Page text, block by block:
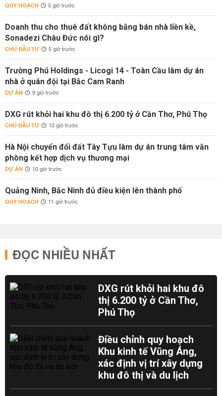
QUY HOẠCH 5 giờ trước
Doanh thu cho thuê đất không bằng bán nhà liền kề,
Sonadezi Châu Đức nói gì?
CHỦ ĐẦU TƯ 5 giờ trước
Trường Phú Holdings - Licogi 14 - Toàn Cầu làm dự án
nhà ở quân đội tại Bắc Cam Ranh
DỰ ÁN 9 giờ trước
DXG rút khỏi hai khu đô thị 6.200 tỷ ở Cần Thơ, Phú Thọ
CHỦ ĐẦU TƯ 10 giờ trước
Hà Nội chuyển đổi đất Tây Tựu làm dự án trung tâm văn
phòng kết hợp dịch vụ thương mại
DỰ ÁN 10 giờ trước
Quảng Ninh, Bắc Ninh đủ điều kiện lên thành phố
QUY HOẠCH 11 giờ trước
ĐỌC NHIỀU NHẤT
DXG rút khỏi hai khu đô
thị 6.200 tỷ ở Cần Thơ,
Phú Thọ
Điều chỉnh quy hoạch
Khu kinh tế Vũng Áng,
xác định vị trí xây dựng
khu đô thị và du lịch